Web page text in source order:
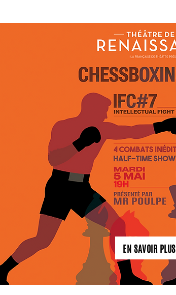
EN SAVOIR PLUS